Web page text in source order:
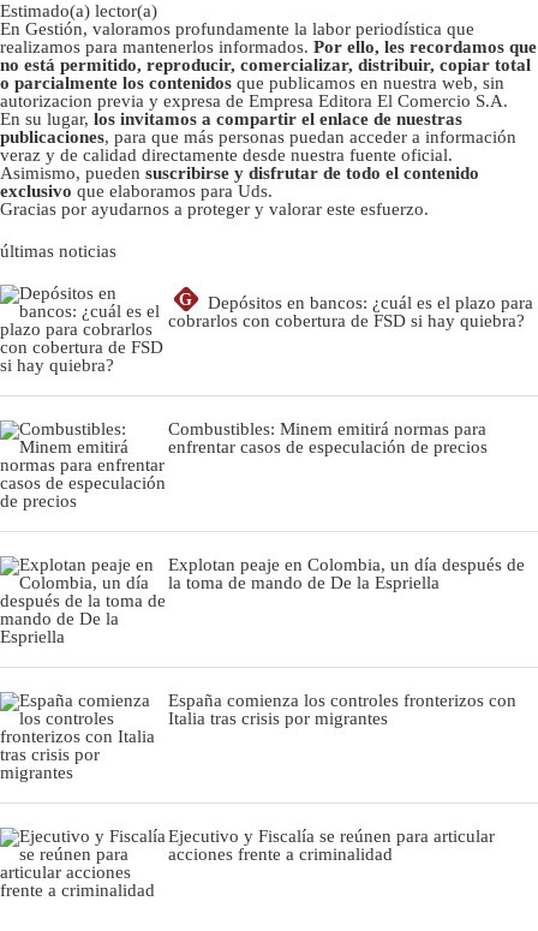
Estimado(a) lector(a)
En Gestión, valoramos profundamente la labor periodística que
realizamos para mantenerlos informados. Por ello, les recordamos que
no está permitido, reproducir, comercializar, distribuir, copiar total
o parcialmente los contenidos que publicamos en nuestra web, sin
autorizacion previa y expresa de Empresa Editora El Comercio S.A.
En su lugar, los invitamos a compartir el enlace de nuestras
publicaciones, para que más personas puedan acceder a información
veraz y de calidad directamente desde nuestra fuente oficial.
Asimismo, pueden suscribirse y disfrutar de todo el contenido
exclusivo que elaboramos para Uds.
Gracias por ayudarnos a proteger y valorar este esfuerzo.
últimas noticias
G
Depósitos en bancos: ¿cuál es el plazo para
cobrarlos con cobertura de FSD si hay quiebra?
Combustibles: Minem emitirá normas para
enfrentar casos de especulación de precios
Explotan peaje en Colombia, un día después de
la toma de mando de De la Espriella
España comienza los controles fronterizos con
Italia tras crisis por migrantes
Ejecutivo y Fiscalía se reúnen para articular
acciones frente a criminalidad